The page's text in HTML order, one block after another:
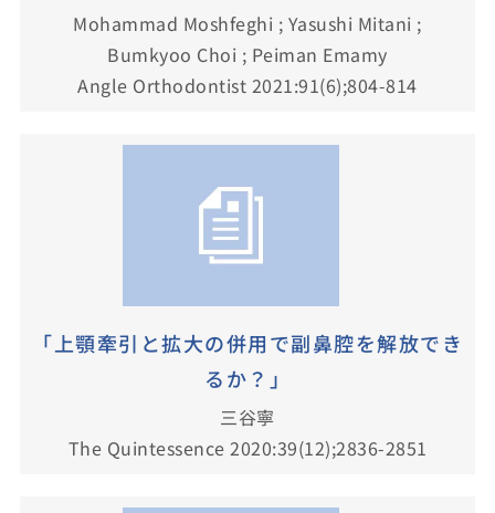
Mohammad Moshfeghi ; Yasushi Mitani ;
Bumkyoo Choi ; Peiman Emamy
Angle Orthodontist 2021:91(6);804-814
「上顎牽引と拡大の併用で副鼻腔を解放でき
るか？」
三谷寧
The Quintessence 2020:39(12);2836-2851